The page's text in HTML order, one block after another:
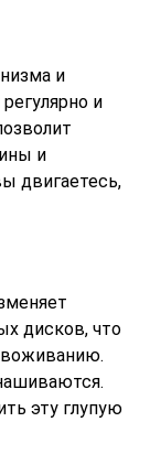
и
и
и
двигаетесь,
дисков, что
эту глупую